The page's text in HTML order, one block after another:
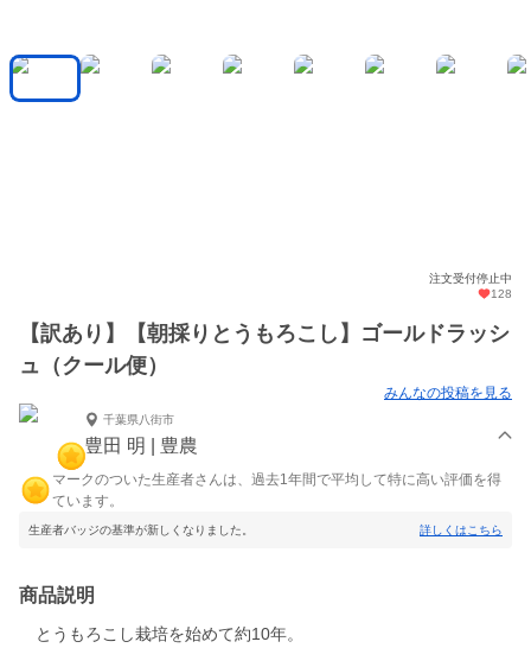
注文受付停止中
128
【訳あり】【朝採りとうもろこし】ゴールドラッシ
ュ（クール便）
みんなの投稿を見る
千葉県八街市
豊田 明 | 豊農
マークのついた生産者さんは、過去1年間で平均して特に高い評価を得
ています。
生産者バッジの基準が新しくなりました。 詳しくはこちら
商品説明
とうもろこし栽培を始めて約10年。